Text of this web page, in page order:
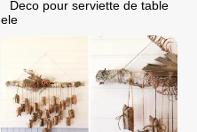
Deco pour serviette de table
ele